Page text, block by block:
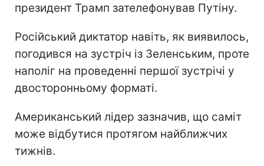
президент Трамп зателефонував Путіну.
Російський диктатор навіть, як виявилось,
погодився на зустріч із Зеленським, проте
наполіг на проведенні першої зустрічі у
двосторонньому форматі.
Американський лідер зазначив, що саміт
може відбутися протягом найближчих
тижнів.